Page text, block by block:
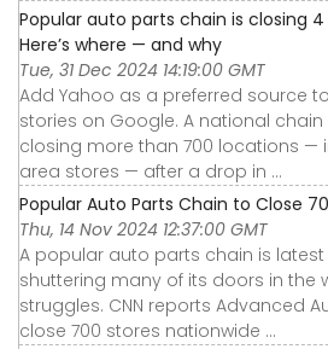
Popular auto parts chain is closing 4
Here’s where — and why
Tue, 31 Dec 2024 14:19:00 GMT
Add Yahoo as a preferred source
stories on Google. A national
closing more than 700 locations —
area stores — after a drop in ...
Popular Auto Parts Chain to Close
Thu, 14 Nov 2024 12:37:00 GMT
A popular auto parts chain is latest
shuttering many of its doors in the
struggles. CNN reports Advanced
close 700 stores nationwide ...